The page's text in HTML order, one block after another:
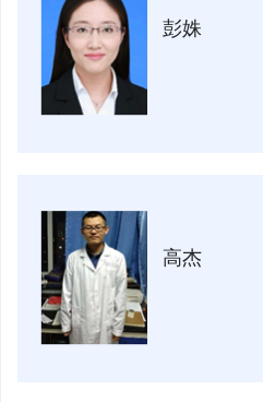
彭姝
高杰